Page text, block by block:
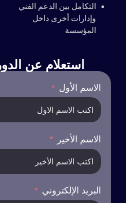
التكامل بين الدعم الفني
وإدارات أخرى داخل
المؤسسة
استعلام عن
الاسم الأول
الاسم الأخير
البريد الإلكتروني